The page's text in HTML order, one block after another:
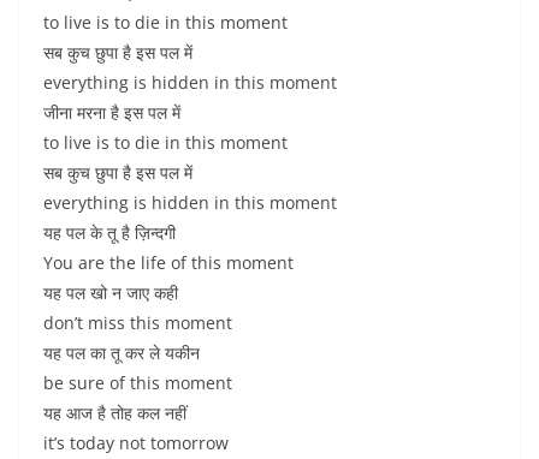
to live is to die in this moment
सब कुच छुपा है इस पल में
everything is hidden in this moment
जीना मरना है इस पल में
to live is to die in this moment
सब कुच छुपा है इस पल में
everything is hidden in this moment
यह पल के तू है ज़िन्दगी
You are the life of this moment
यह पल खो न जाए कही
don’t miss this moment
यह पल का तू कर ले यकीन
be sure of this moment
यह आज है तोह कल नहीं
it’s today not tomorrow